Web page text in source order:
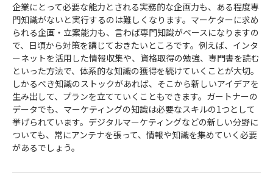
企業にとって必要な能力とされる実務的な企画力も、ある程度専
門知識がないと実行するのは難しくなります。マーケターに求め
られる企画・立案能力も、言わば専門知識がベースになりますの
で、日頃から対策を講じておきたいところです。例えば、インタ
ーネットを活用した情報収集や、資格取得の勉強、専門書を読む
といった方法で、体系的な知識の獲得を続けていくことが大切。
しかるべき知識のストックがあれば、そこから新しいアイデアを
生み出して、プランを立てていくこともできます。ガートナーの
データでも、マーケティングの知識は必要なスキルの1つとして
挙げられています。デジタルマーケティングなどの新しい分野に
ついても、常にアンテナを張って、情報や知識を集めていく必要
があるでしょう。